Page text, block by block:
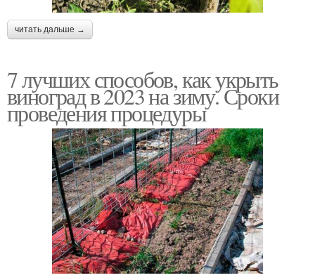
читать дальше →
7 лучших способов, как укрыть
виноград в 2023 на зиму. Сроки
проведения процедуры